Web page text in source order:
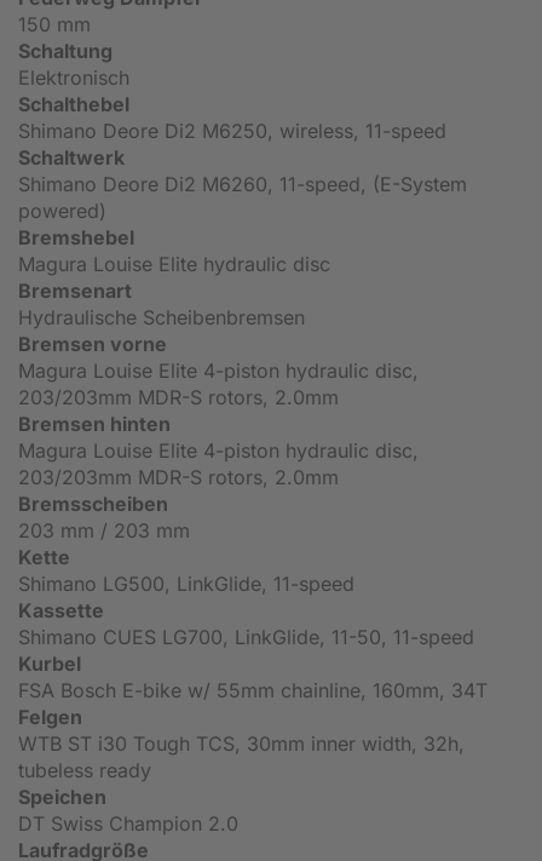
150 mm
Schaltung
Elektronisch
Schalthebel
Shimano Deore Di2 M6250, wireless, 11-speed
Schaltwerk
Shimano Deore Di2 M6260, 11-speed, (E-System
powered)
Bremshebel
Magura Louise Elite hydraulic disc
Bremsenart
Hydraulische Scheibenbremsen
Bremsen vorne
Magura Louise Elite 4-piston hydraulic disc,
203/203mm MDR-S rotors, 2.0mm
Bremsen hinten
Magura Louise Elite 4-piston hydraulic disc,
203/203mm MDR-S rotors, 2.0mm
Bremsscheiben
203 mm / 203 mm
Kette
Shimano LG500, LinkGlide, 11-speed
Kassette
Shimano CUES LG700, LinkGlide, 11-50, 11-speed
Kurbel
FSA Bosch E-bike w/ 55mm chainline, 160mm, 34T
Felgen
WTB ST i30 Tough TCS, 30mm inner width, 32h,
tubeless ready
Speichen
DT Swiss Champion 2.0
Laufradgröße